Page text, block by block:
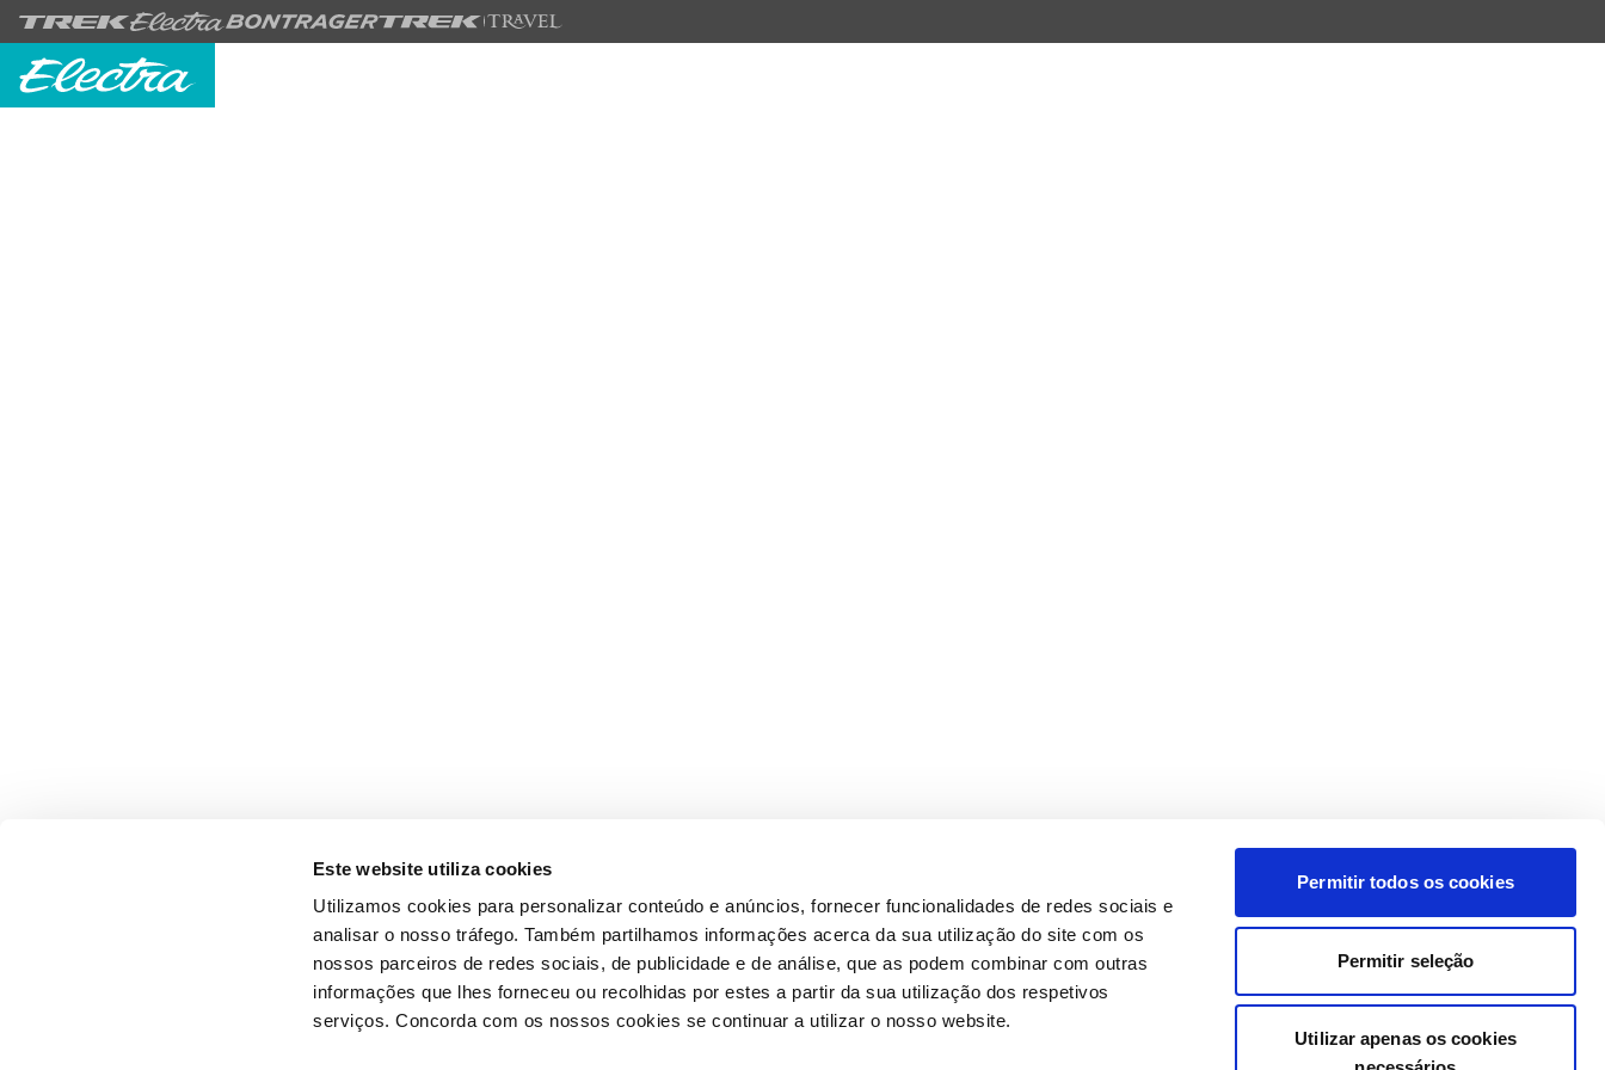
Este website utiliza cookies
Utilizamos cookies para personalizar conteúdo e anúncios, fornecer funcionalidades de redes sociais e
analisar o nosso tráfego. Também partilhamos informações acerca da sua utilização do site com os
nossos parceiros de redes sociais, de publicidade e de análise, que as podem combinar com outras
informações que lhes forneceu ou recolhidas por estes a partir da sua utilização dos respetivos
serviços. Concorda com os nossos cookies se continuar a utilizar o nosso website.
Permitir todos os cookies
Permitir seleção
Utilizar apenas os cookies